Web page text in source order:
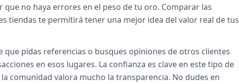
que no haya errores en el peso de tu oro. Comparar las
tiendas te permitirá tener una mejor idea del valor real de tus
que pidas referencias o busques opiniones de otros clientes
en esos lugares. La confianza es clave en este tipo de
comunidad valora mucho la transparencia. No dudes en